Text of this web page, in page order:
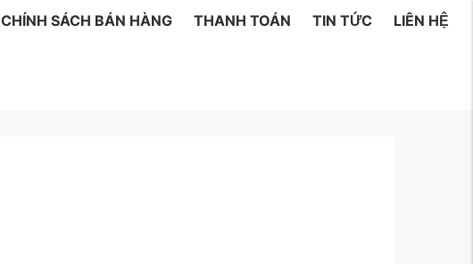
CHÍNH SÁCH BÁN HÀNG THANH TOÁN TIN TỨC LIÊN HỆ